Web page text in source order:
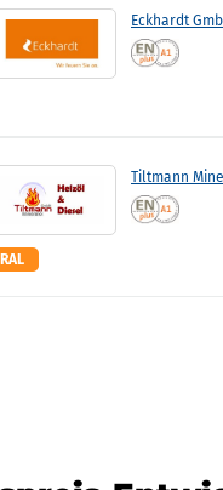
Eckhardt
Tiltmann
RAL